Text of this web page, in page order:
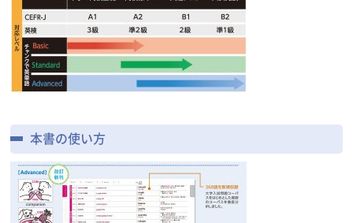
本書の使い方